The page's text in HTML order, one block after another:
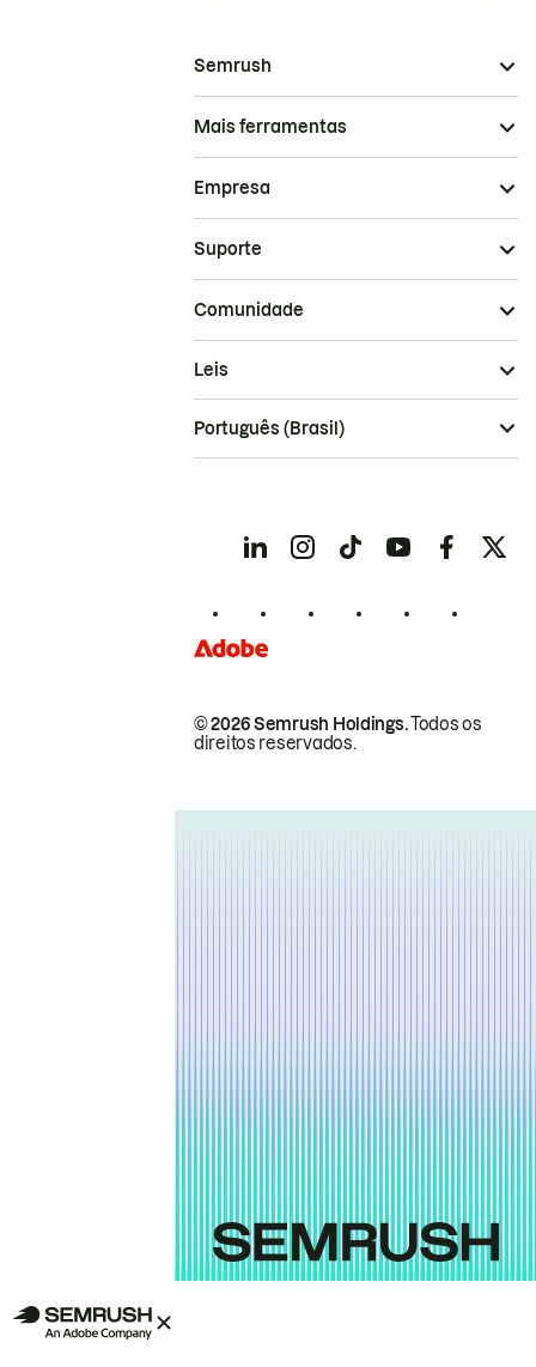
Semrush
Mais ferramentas
Empresa
Suporte
Comunidade
© 2026 Semrush Holdings.Todos os
direitos reservados.
Leis
Português (Brasil)